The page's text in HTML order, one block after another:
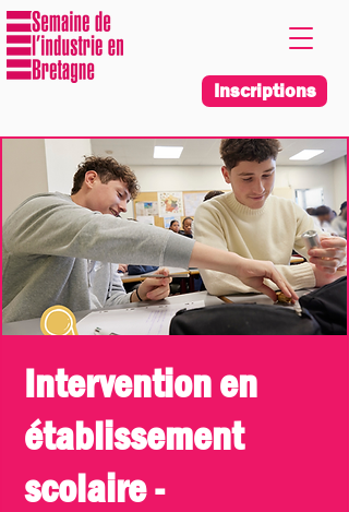
Inscriptions
Intervention en
établissement
scolaire -